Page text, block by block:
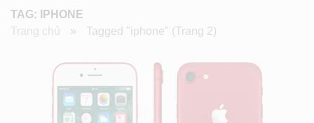
TAG: IPHONE
Trang chủ
» Tagged "iphone" (Trang 2)